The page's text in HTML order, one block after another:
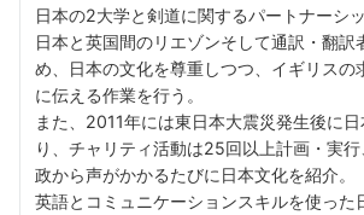
日本の2大学と剣道に関するパートナーシ
日本と英国間のリエゾンそして通訳・翻訳
め、日本の文化を尊重しつつ、イギリスの
に伝える作業を行う。
また、2011年には東日本大震災発生後に
り、チャリティ活動は25回以上計画・実
政から声がかかるたびに日本文化を紹介。
英語とコミュニケーションスキルを使った